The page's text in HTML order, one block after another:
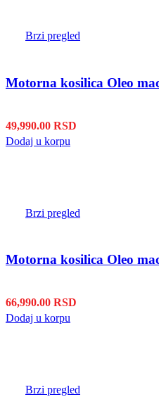
Brzi pregled
Motorna kosilica Oleo
49,990.00 RSD
Dodaj u korpu
Brzi pregled
Motorna kosilica Oleo
66,990.00 RSD
Dodaj u korpu
Brzi pregled